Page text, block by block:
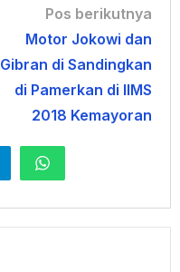
Pos berikutnya
Motor Jokowi dan
Gibran di Sandingkan
di Pamerkan di IIMS
2018 Kemayoran